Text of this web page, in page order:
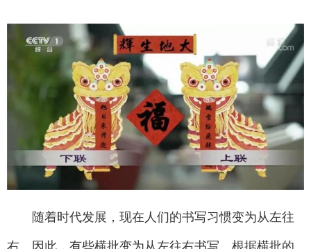
随着时代发展，现在人们的书写习惯变为从左往
右，因此，有些横批变为从左往右书写。根据横批的